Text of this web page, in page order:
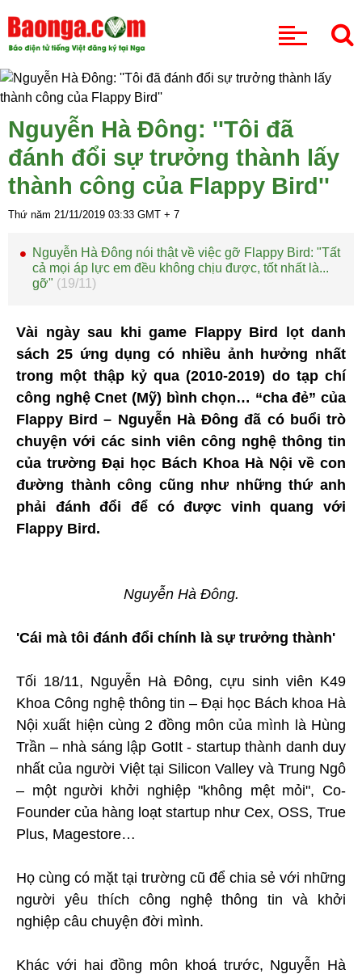
Nguyễn Hà Đông: ''Tôi đã
đánh đổi sự trưởng thành lấy
thành công của Flappy Bird''
Thứ năm 21/11/2019 03:33 GMT + 7
Nguyễn Hà Đông nói thật về việc gỡ Flappy Bird: "Tất
cả mọi áp lực em đều không chịu được, tốt nhất là...
gỡ" (19/11)
Vài ngày sau khi game Flappy Bird lọt danh
sách 25 ứng dụng có nhiều ảnh hưởng nhất
trong một thập kỷ qua (2010-2019) do tạp chí
công nghệ Cnet (Mỹ) bình chọn… “cha đẻ” của
Flappy Bird – Nguyễn Hà Đông đã có buổi trò
chuyện với các sinh viên công nghệ thông tin
của trường Đại học Bách Khoa Hà Nội về con
đường thành công cũng như những thứ anh
phải đánh đổi để có được vinh quang với
Flappy Bird.
Nguyễn Hà Đông.
'Cái mà tôi đánh đổi chính là sự trưởng thành'
Tối 18/11, Nguyễn Hà Đông, cựu sinh viên K49
Khoa Công nghệ thông tin – Đại học Bách khoa Hà
Nội xuất hiện cùng 2 đồng môn của mình là Hùng
Trần – nhà sáng lập GotIt - startup thành danh duy
nhất của người Việt tại Silicon Valley và Trung Ngô
– một người khởi nghiệp "không mệt mỏi", Co-
Founder của hàng loạt startup như Cex, OSS, True
Plus, Magestore…
Họ cùng có mặt tại trường cũ để chia sẻ với những
người yêu thích công nghệ thông tin và khởi
nghiệp câu chuyện đời mình.
Khác với hai đồng môn khoá trước, Nguyễn Hà